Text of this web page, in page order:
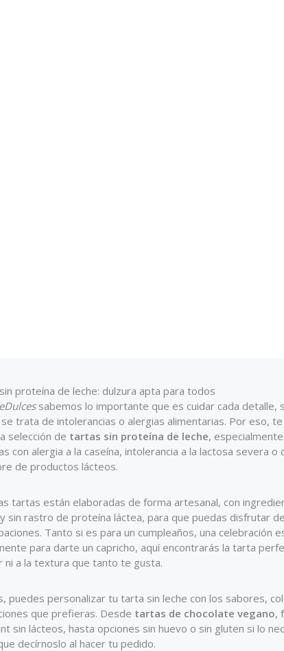
proteína de leche: dulzura apta para todos
sabemos lo importante que es cuidar cada detalle,
se trata de intolerancias o alergias alimentarias. Por eso,
selección de tartas sin proteína de leche,
con alergia a la caseína, intolerancia a la lactosa severa o
de productos lácteos.
tartas están elaboradas de forma artesanal, con
sin rastro de proteína láctea, para que puedas disfrutar
Tanto si es para un cumpleaños, una celebración
para darte un capricho, aquí encontrarás la tarta
ni a la textura que tanto te gusta.
puedes personalizar tu tarta sin leche con los sabores,
que prefieras. Desde tartas de chocolate vegano,
sin lácteos, hasta opciones sin huevo o sin gluten si lo
decírnoslo al hacer tu pedido.